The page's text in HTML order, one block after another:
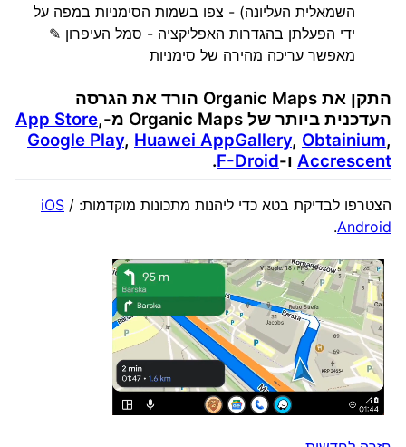
השמאלית העליונה) - צפו בשמות הסימניות במפה על
ידי הפעלתן בהגדרות האפליקציה - סמל העיפרון ✎
מאפשר עריכה מהירה של סימניות
התקן את Organic Maps הורד את הגרסה
העדכנית ביותר של Organic Maps מ-
App Store,
Google Play, Huawei AppGallery, Obtainium,
Accrescent ו-F-Droid
.
הצטרפו לבדיקת בטא כדי ליהנות מתכונות מוקדמות: iOS /
Android
.